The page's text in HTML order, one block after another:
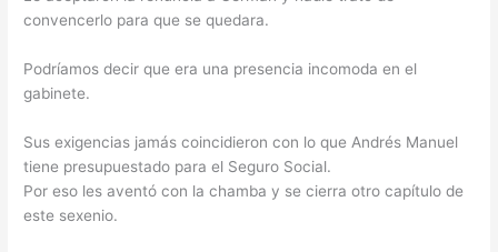
convencerlo para que se quedara.
Podríamos decir que era una presencia incomoda en el
gabinete.
Sus exigencias jamás coincidieron con lo que Andrés Manuel
tiene presupuestado para el Seguro Social.
Por eso les aventó con la chamba y se cierra otro capítulo de
este sexenio.